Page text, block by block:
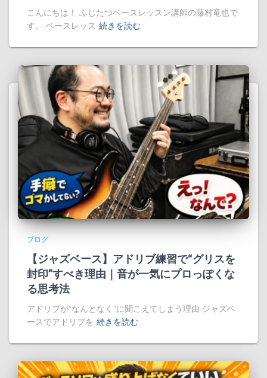
こんにちは！ ふじたつベースレッスン講師の藤村竜也で
す。 ベースレッス 続きを読む
ブログ
【ジャズベース】アドリブ練習で“グリスを
封印”すべき理由｜音が一気にプロっぽくな
る思考法
アドリブが“なんとなく”に聞こえてしまう理由 ジャズベ
ースでアドリブを 続きを読む